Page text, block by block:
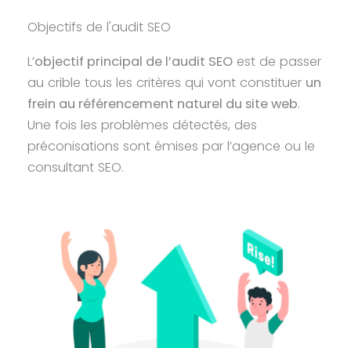
Objectifs de l'audit SEO
L’objectif principal de l’audit SEO est de passer
au crible tous les critères qui vont constituer un
frein au référencement naturel du site web.
Une fois les problèmes détectés, des
préconisations sont émises par l’agence ou le
consultant SEO.